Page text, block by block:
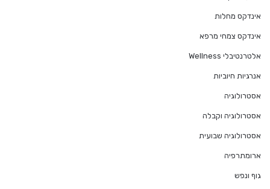
אינדקס מחלות
אינדקס צמחי מרפא
אלטרנטיבלי Wellness
אנרגיות חיוביות
אסטרולוגיה
אסטרולוגיה וקבלה
אסטרולוגיה שבועית
ארומתרפיה
גוף ונפש